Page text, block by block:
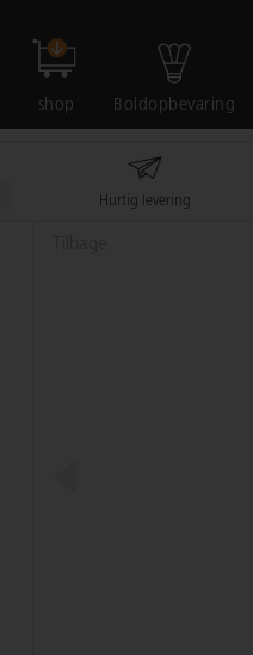
shop Boldopbevaring
Hurtig levering